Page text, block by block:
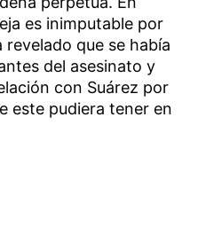
es inimputable por
revelado que se había
del asesinato y
con Suárez por
este pudiera tener en